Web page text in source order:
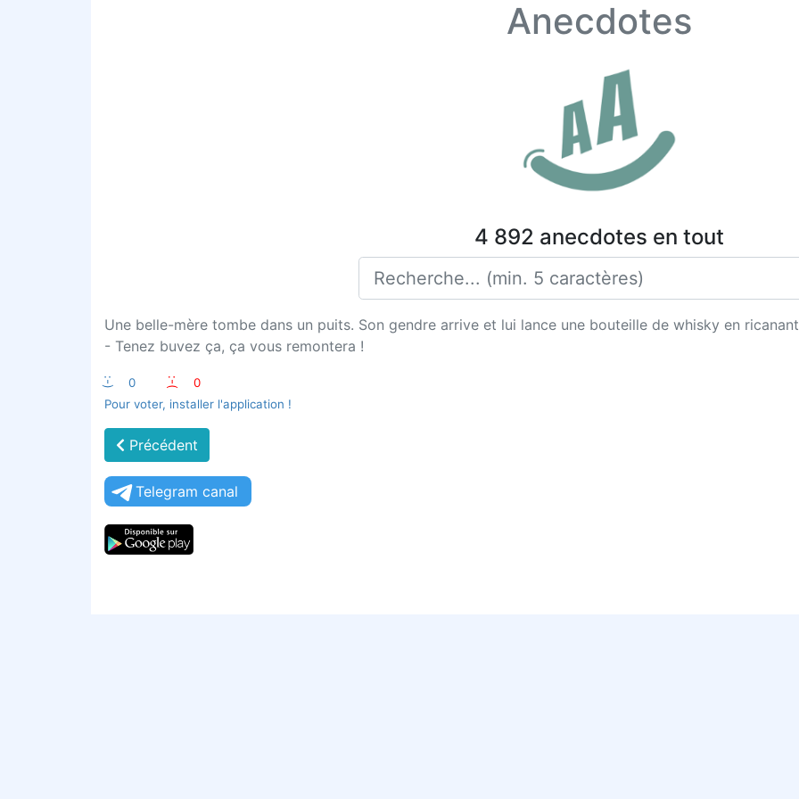
Anecdotes
4 892 anecdotes en tout
Une belle-mère tombe dans un puits. Son gendre arrive et lui lance une bouteille de whisky en
- Tenez buvez ça, ça vous remontera !
:-) 0 :-(
0
Pour voter, installer l'application !
Précédent
Telegram canal